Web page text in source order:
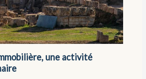
une activité